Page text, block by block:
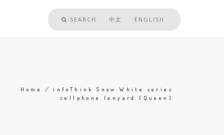
SEARCH 中文 ENGLISH
Home /infoThink Snow White series
cellphone lanyard (Queen)